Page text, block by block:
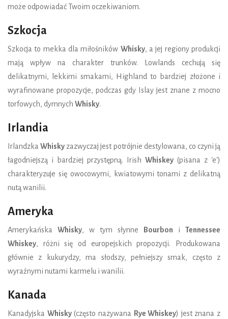
może odpowiadać Twoim oczekiwaniom.
Szkocja
Szkocja to mekka dla miłośników Whisky, a jej regiony produkcji
mają wpływ na charakter trunków. Lowlands cechują się
delikatnymi, lekkimi smakami, Highland to bardziej złożone i
wyrafinowane propozycje, podczas gdy Islay jest znane z mocno
torfowych, dymnych Whisky.
Irlandia
IrlandzkaWhisky zazwyczaj jest potrójnie destylowana, co czyni ją
łagodniejszą i bardziej przystępną. Irish Whiskey (pisana z 'e')
charakteryzuje się owocowymi, kwiatowymi tonami z delikatną
nutą wanilii.
Ameryka
Amerykańska Whisky, w tym słynne Bourbon i Tennessee
Whiskey, różni się od europejskich propozycji. Produkowana
głównie z kukurydzy, ma słodszy, pełniejszy smak, często z
wyraźnymi nutami karmelu i wanilii.
Kanada
Kanadyjska Whisky(często nazywana Rye Whiskey) jest znana z